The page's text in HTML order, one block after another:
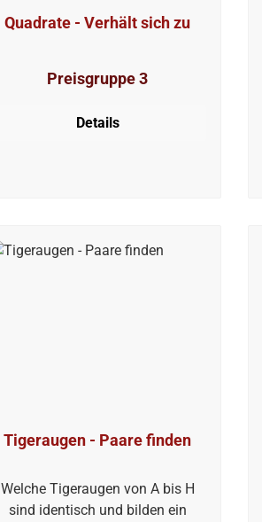
Quadrate - Verhält sich zu
Preisgruppe 3
Details
Tigeraugen - Paare finden
Welche Tigeraugen von A bis H
sind identisch und bilden ein